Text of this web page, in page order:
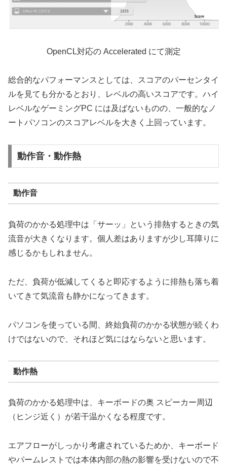
OpenCL対応の Accelerated にて測定
総合的なパフォーマンスとしては、スコアのパーセンタイ
ルを見ても分かるとおり、レベルの高いスコアです。ハイ
レベルなゲーミングPC には及ばないものの、一般的なノ
ートパソコンのスコアレベルを大きく上回っています。
動作音・動作熱
動作音
負荷のかかる処理中は「サーッ」という排熱するときの気
流音が大きくなります。個人差はありますが少し耳障りに
感じるかもしれません。
ただ、負荷が低減してくると即応するように排熱も落ち着
いてきて気流音も静かになってきます。
パソコンを使っている間、終始負荷のかかる状態が続くわ
けではないので、それほど気にはならないと思います。
動作熱
負荷のかかる処理中は、キーボードの奥 スピーカー周辺
（ヒンジ近く）が若干温かくなる程度です。
エアフローがしっかり考慮されているためか、キーボード
やパームレストでは本体内部の熱の影響を受けないので不